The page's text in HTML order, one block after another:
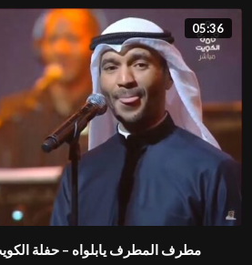
05:36
مطرف المطرف يابلواه – حفلة الكويت –